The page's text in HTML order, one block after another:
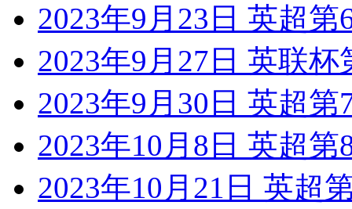
2023年9月23日 英超
2023年9月27日 英联
2023年9月30日 英超
2023年10月8日 英超
2023年10月21日 英超